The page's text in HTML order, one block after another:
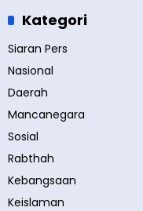
Kategori
Siaran Pers
Nasional
Daerah
Mancanegara
Sosial
Rabthah
Kebangsaan
Keislaman